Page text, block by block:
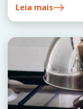
Leia mais